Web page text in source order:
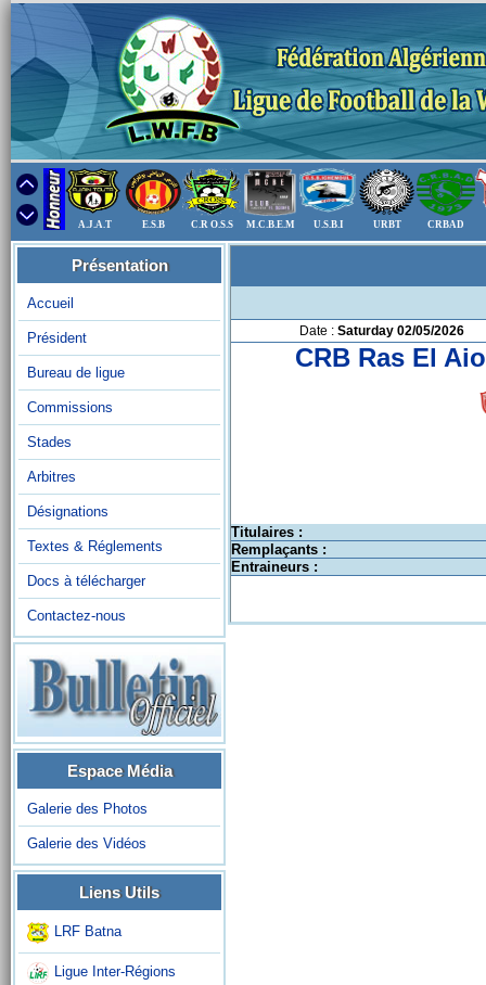
A.J.A.T E.S.B C.R O.S.S M.C.B.E.M U.S.B.I URBT CRBAD
Présentation
Accueil
Président
Bureau de ligue
Commissions
Stades
Arbitres
Désignations
Textes & Réglements
Docs à télécharger
Contactez-nous
Espace Média
Galerie des Photos
Galerie des Vidéos
Liens Utils
LRF Batna
Ligue Inter-Régions
Date : Saturday 02/05/2026
CRB Ras El
Titulaires :
Remplaçants :
Entraineurs :